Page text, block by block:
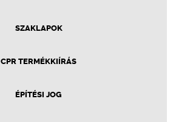
SZAKLAPOK
CPR TERMÉKKIÍRÁS
ÉPÍTÉSI JOG